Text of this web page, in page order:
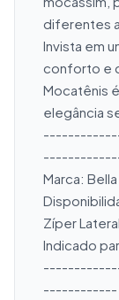
diferentes
Invista em
conforto e
Mocatênis
elegância
Marca:
Zíper
Indicado
------------ •